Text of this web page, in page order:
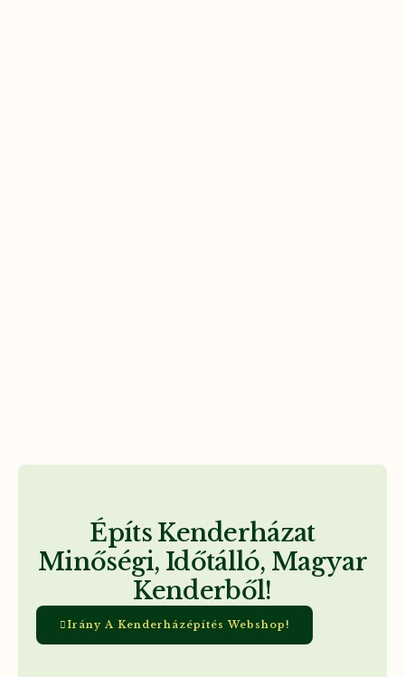
Építs Kenderházat
Minőségi, Időtálló, Magyar
Kenderből!
Irány A Kenderházépítés Webshop!